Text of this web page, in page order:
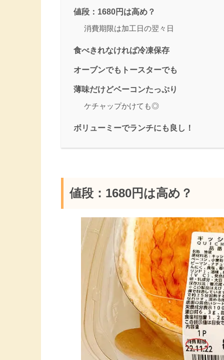
値段：1680円は高め？
消費期限は加工日の翌々日
食べきれなければ冷凍保存
オーブンでもトースターでも
薄味だけどベーコンたっぷり
ケチャップかけても◎
ボリューミーでランチにも良し！
値段：1680円は高め？